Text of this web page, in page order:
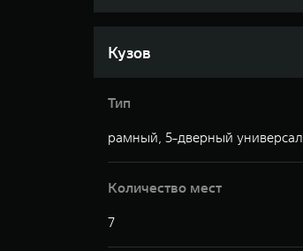
Кузов
Тип
рамный, 5-дверный универсал
Количество мест
7